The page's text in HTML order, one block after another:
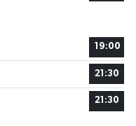
19:00
21:30
21:30